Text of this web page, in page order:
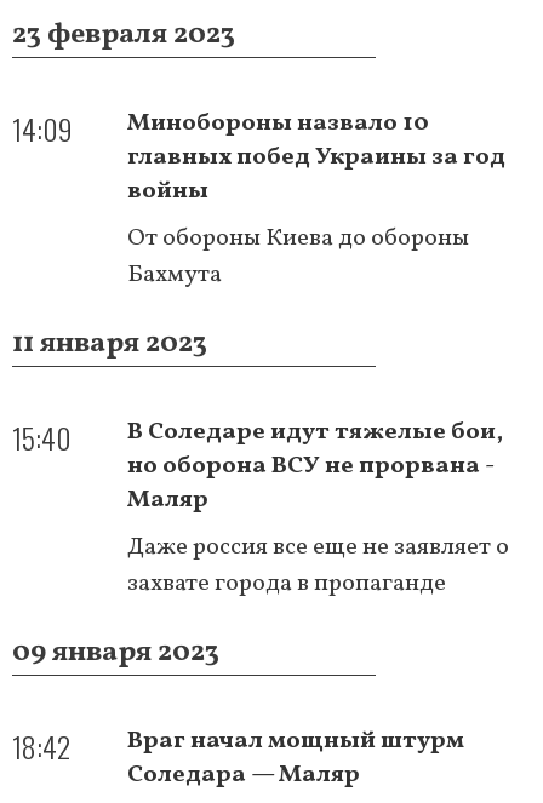
23 февраля 2023
14:09
Минобороны назвало 10
главных побед Украины за год
войны
От обороны Киева до обороны
Бахмута
11 января 2023
15:40
В Соледаре идут тяжелые бои,
но оборона ВСУ не прорвана -
Маляр
Даже россия все еще не заявляет о
захвате города в пропаганде
09 января 2023
18:42
Враг начал мощный штурм
Соледара — Маляр